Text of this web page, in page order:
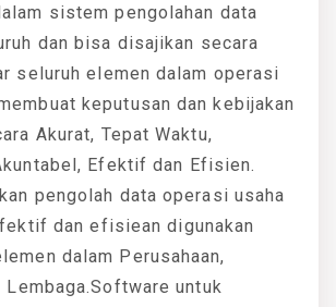
sistem pengolahan data
dan bisa disajikan secara
seluruh elemen dalam operasi
keputusan dan kebijakan
Akurat, Tepat Waktu,
Efektif dan Efisien.
pengolah data operasi usaha
dan efisiean digunakan
dalam Perusahaan,
untuk